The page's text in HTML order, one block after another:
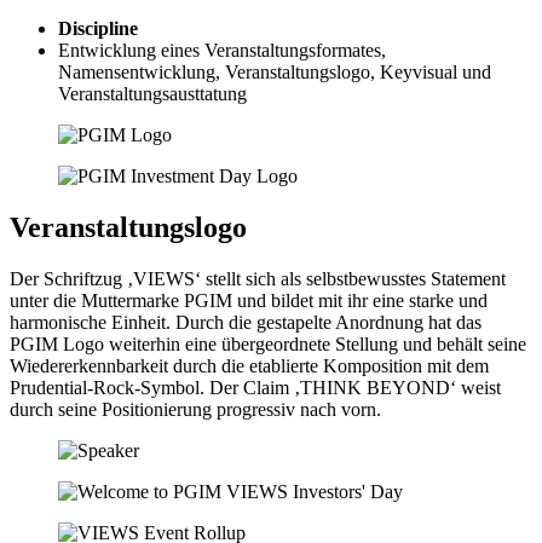
Discipline
Entwicklung eines Veranstaltungsformates,
Namensentwicklung, Veranstaltungslogo, Keyvisual und
Veranstaltungsausttatung
Veranstaltungslogo
Der Schriftzug ‚VIEWS‘ stellt sich als selbstbewusstes Statement
unter die Muttermarke PGIM und bildet mit ihr eine starke und
harmonische Einheit. Durch die gestapelte Anordnung hat das
PGIM Logo weiterhin eine übergeordnete Stellung und behält seine
Wiedererkennbarkeit durch die etablierte Komposition mit dem
Prudential-Rock-Symbol. Der Claim ‚THINK BEYOND‘ weist
durch seine Positionierung progressiv nach vorn.